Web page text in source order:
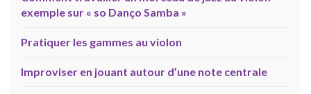
exemple sur « so Danço Samba »
Pratiquer les gammes au violon
Improviser en jouant autour d’une note centrale